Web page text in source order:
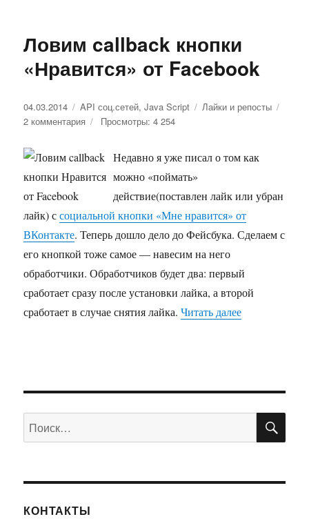
Ловим callback кнопки
«Нравится» от Facebook
Опубликовано
04.03.2014 Рубрики
API соц.сетей,Java Script Метки
Лайки и репосты
2 комментария
Ловим
callback
кнопки
«Нравится»
Facebook
Просмотры: 4 254
Недавно я уже писал о том как
можно «поймать»
действие(поставлен лайк или убран
лайк) ссоциальной кнопки «Мне нравится» от
ВКонтакте. Теперь дошло дело до Фейсбука. Сделаем с
его кнопкой тоже самое — навесим на него
обработчики. Обработчиков будет два: первый
сработает сразу после установки лайка, а второй
сработает в случае снятия лайка.Читать далее
Искать:
КОНТАКТЫ